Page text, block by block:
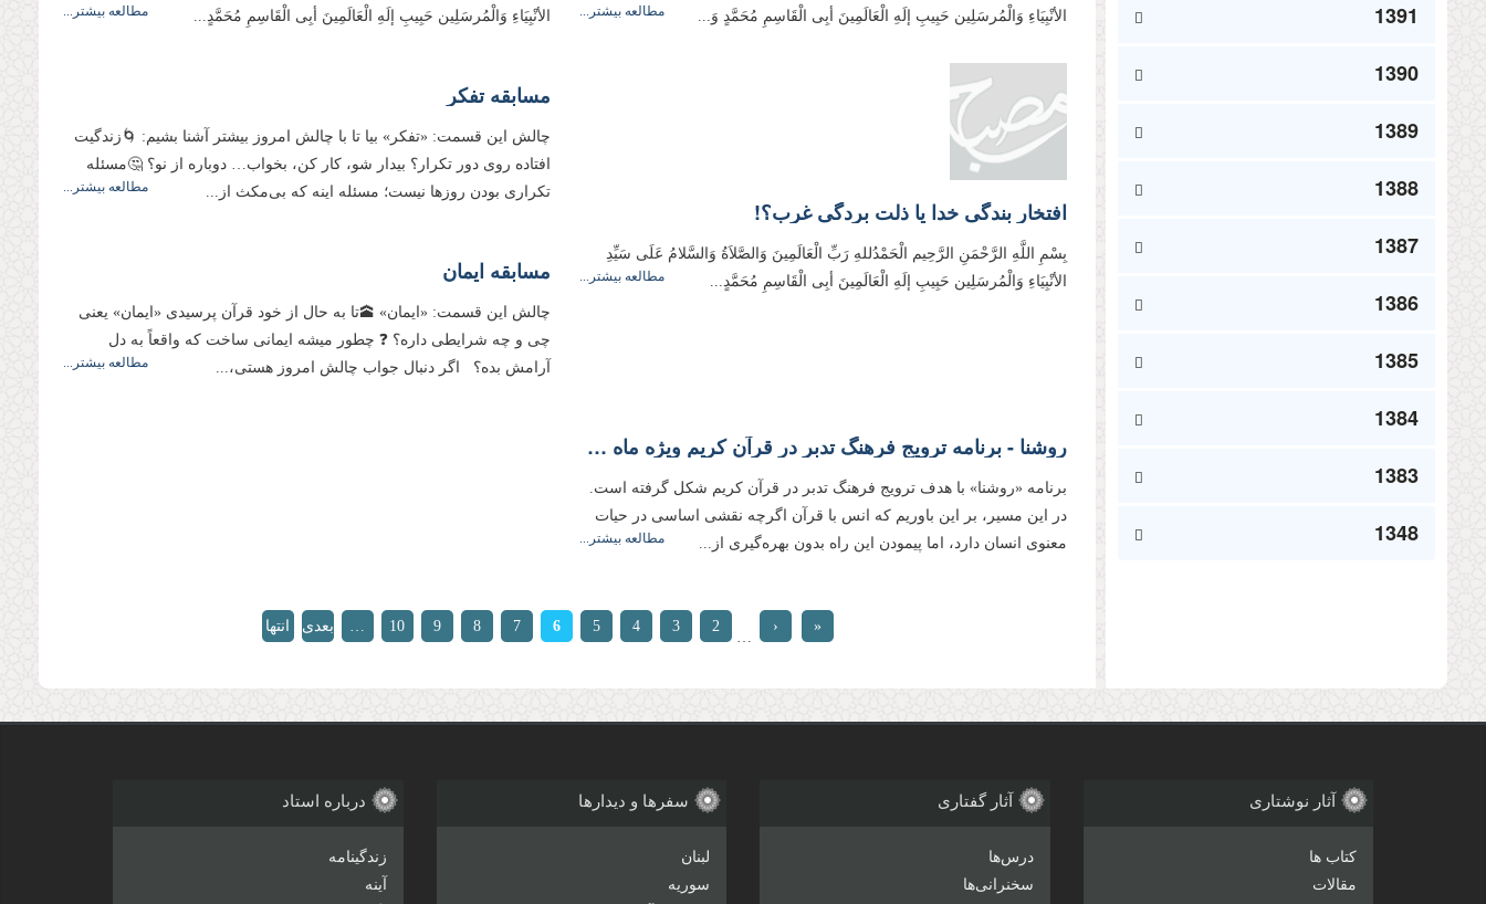
1391
1390
1389
1388
1387
1386
1385
1384
1383
1348
الأنْبِیَاءِ وَالْمُرسَلِین حَبِیبِ إلَهِ الْعَالَمِینَ أبِی الْقَاسِمِ مُحَمَّدٍ وَ...
مطالعه بیشتر...
الأنْبِیَاءِ وَالْمُرسَلِین حَبِیبِ إلَهِ الْعَالَمِینَ أبِی الْقَاسِمِ مُحَمَّدٍ...
مطالعه بیشتر...
افتخار بندگی خدا یا ذلت بردگی غرب؟!
بِسْمِ اللَّهِ الرَّحْمَنِ الرَّحِیم الْحَمْدُللهِ رَبِّ الْعَالَمِینَ وَالصَّلاَةُ وَالسَّلامُ عَلَی سَیِّدِ
الأنْبِیَاءِ وَالْمُرسَلِین حَبِیبِ إلَهِ الْعَالَمِینَ أبِی الْقَاسِمِ مُحَمَّدٍ...
مطالعه بیشتر...
مسابقه تفکر
چالش این قسمت: «تفکر» بیا تا با چالش امروز بیشتر آشنا بشیم: 🌀زندگیت
افتاده روی دور تکرار؟ بیدار شو، کار کن، بخواب… دوباره از نو؟ 🤔مسئله
تکراری بودن روزها نیست؛ مسئله اینه که بی‌مکث از...
مطالعه بیشتر...
مسابقه ایمان
چالش این قسمت: «ایمان» 🕋تا به حال از خود قرآن پرسیدی «ایمان» یعنی
چی و چه شرایطی داره؟ ❓ چطور میشه ایمانی ساخت که واقعاً به دل
آرامش بده؟ اگر دنبال جواب چالش امروز هستی،...
مطالعه بیشتر...
روشنا - برنامه ترویج فرهنگ تدبر در قرآن کریم ویژه ماه مبارک رمضان 1404
برنامه «روشنا» با هدف ترویج فرهنگ تدبر در قرآن کریم شکل گرفته است.
در این مسیر، بر این باوریم که انس با قرآن اگرچه نقشی اساسی در حیات
معنوی انسان دارد، اما پیمودن این راه بدون بهره‌گیری از...
مطالعه بیشتر...
«
‹
…
2
3
4
5
6
7
8
9
10
…
بعدی
انتها
آثار نوشتاری
کتاب ها
مقالات
آثار گفتاری
درس‌ها
سخنرانی‌ها
سفرها و دیدارها
لبنان
سوریه
درباره استاد
زندگینامه
آینه